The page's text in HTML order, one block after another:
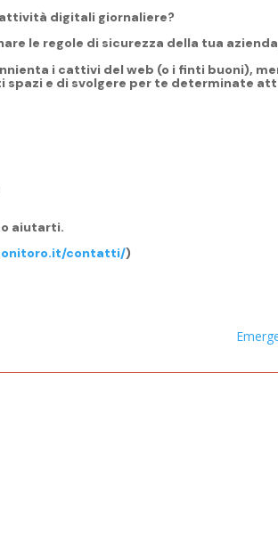
digitali giornaliere?
le regole di sicurezza della tua
i cattivi del web (o i finti buoni),
spazi e di svolgere per te determinate
aiutarti.
contatti/)